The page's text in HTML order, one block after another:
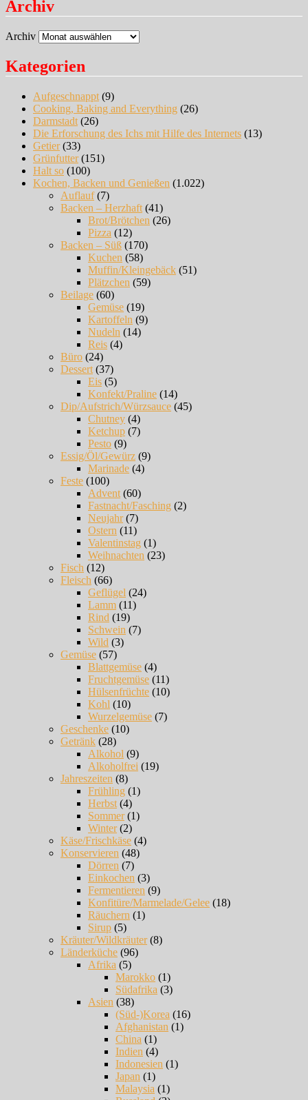
Archiv
Archiv
Kategorien
Aufgeschnappt (9)
Cooking, Baking and Everything (26)
Darmstadt (26)
Die Erforschung des Ichs mit Hilfe des Internets (13)
Getier(33)
Grünfutter(151)
Halt so (100)
Kochen, Backen und Genießen (1.022)
Auflauf(7)
Backen – Herzhaft (41)
Brot/Brötchen (26)
Pizza (12)
Backen – Süß (170)
Kuchen (58)
Muffin/Kleingebäck (51)
Plätzchen (59)
Beilage (60)
Gemüse (19)
Kartoffeln (9)
Nudeln (14)
Reis (4)
Büro (24)
Dessert (37)
Eis (5)
Konfekt/Praline (14)
Dip/Aufstrich/Würzsauce (45)
Chutney (4)
Ketchup (7)
Pesto (9)
Essig/Öl/Gewürz (9)
Marinade (4)
Feste (100)
Advent (60)
Fastnacht/Fasching (2)
Neujahr(7)
Ostern (11)
Valentinstag (1)
Weihnachten (23)
Fisch (12)
Fleisch (66)
Geflügel (24)
Lamm (11)
Rind (19)
Schwein (7)
Wild (3)
Gemüse (57)
Blattgemüse (4)
Fruchtgemüse (11)
Hülsenfrüchte (10)
Kohl (10)
Wurzelgemüse (7)
Geschenke (10)
Getränk (28)
Alkohol (9)
Alkoholfrei (19)
Jahreszeiten (8)
Frühling (1)
Herbst (4)
Sommer(1)
Winter(2)
Käse/Frischkäse (4)
Konservieren (48)
Dörren (7)
Einkochen (3)
Fermentieren (9)
Konfitüre/Marmelade/Gelee (18)
Räuchern (1)
Sirup (5)
Kräuter/Wildkräuter(8)
Länderküche (96)
Afrika (5)
Marokko (1)
Südafrika (3)
Asien (38)
(Süd-)Korea (16)
Afghanistan (1)
China (1)
Indien (4)
Indonesien (1)
Japan (1)
Malaysia (1)